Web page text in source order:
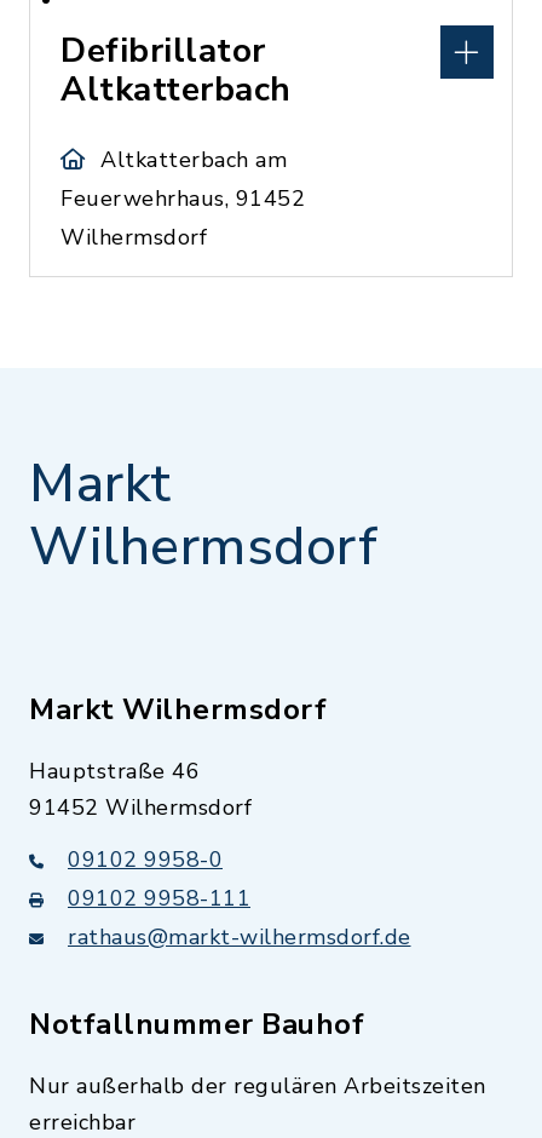
Defibrillator
Altkatterbach
Altkatterbach am
Feuerwehrhaus, 91452
Wilhermsdorf
Markt
Wilhermsdorf
Markt Wilhermsdorf
Hauptstraße 46
91452 Wilhermsdorf
09102 9958-0
09102 9958-111
rathaus@markt-wilhermsdorf.de
Notfallnummer Bauhof
Nur außerhalb der regulären Arbeitszeiten
erreichbar